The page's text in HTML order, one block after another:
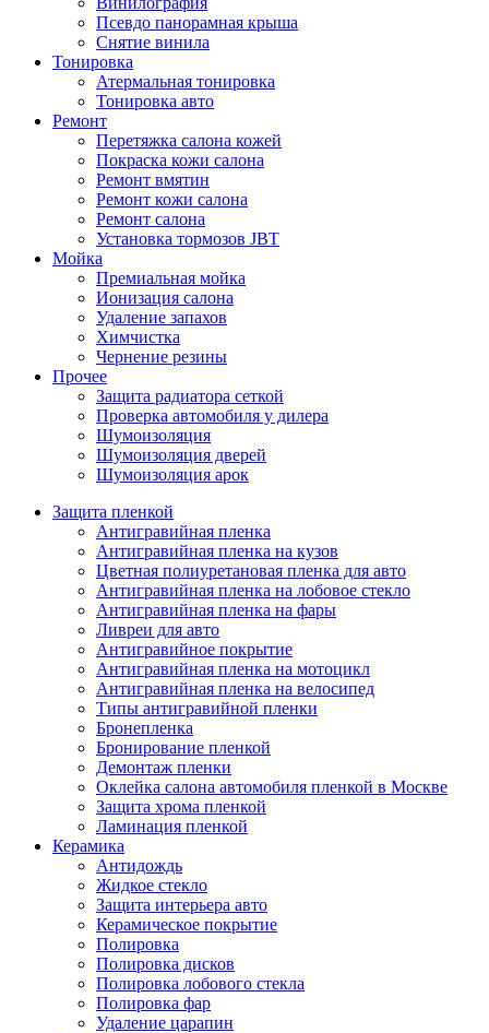
Псевдо панорамная крыша
Снятие винила
Тонировка
Атермальная тонировка
Тонировка авто
Ремонт
Перетяжка салона кожей
Покраска кожи салона
Ремонт вмятин
Ремонт кожи салона
Ремонт салона
Установка тормозов JBT
Мойка
Премиальная мойка
Ионизация салона
Удаление запахов
Химчистка
Чернение резины
Прочее
Защита радиатора сеткой
Проверка автомобиля у дилера
Шумоизоляция
Шумоизоляция дверей
Шумоизоляция арок
Защита пленкой
Антигравийная пленка
Антигравийная пленка на кузов
Цветная полиуретановая пленка для авто
Антигравийная пленка на лобовое стекло
Антигравийная пленка на фары
Ливреи для авто
Антигравийное покрытие
Антигравийная пленка на мотоцикл
Антигравийная пленка на велосипед
Типы антигравийной пленки
Бронепленка
Бронирование пленкой
Демонтаж пленки
Оклейка салона автомобиля пленкой в Москве
Защита хрома пленкой
Ламинация пленкой
Керамика
Антидождь
Жидкое стекло
Защита интерьера авто
Керамическое покрытие
Полировка
Полировка дисков
Полировка лобового стекла
Полировка фар
Удаление царапин